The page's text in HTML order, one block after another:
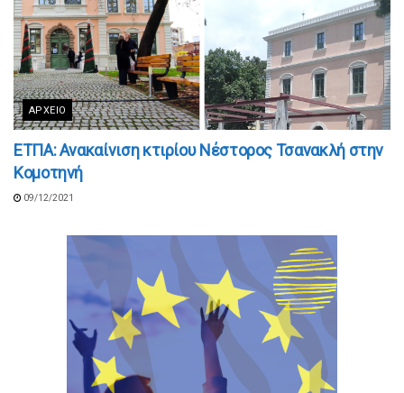
ΑΡΧΕΊΟ
ΕΤΠΑ: Ανακαίνιση κτιρίου Νέστορος Τσανακλή στην
Κομοτηνή
09/12/2021